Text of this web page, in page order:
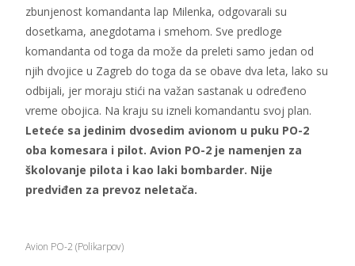
zbunjenost komandanta lap Milenka, odgovarali su
dosetkama, anegdotama i smehom. Sve predloge
komandanta od toga da može da preleti samo jedan od
njih dvojice u Zagreb do toga da se obave dva leta, lako su
odbijali, jer moraju stići na važan sastanak u određeno
vreme obojica. Na kraju su izneli komandantu svoj plan.
Leteće sa jedinim dvosedim avionom u puku PO-2
oba komesara i pilot. Avion PO-2 je namenjen za
školovanje pilota i kao laki bombarder. Nije
predviđen za prevoz neletača.
Avion PO-2 (Polikarpov)